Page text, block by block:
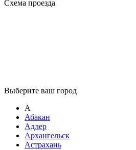
Схема проезда
Выберите ваш город
А
Абакан
Адлер
Архангельск
Астрахань